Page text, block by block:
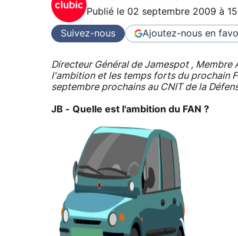
Publié le 02 septembre 2009 à
Suivez-nous Ajoutez-nous en
Directeur Général de Jamespot , Membre
l'ambition et les temps forts du prochain
septembre prochains au CNIT de la
JB - Quelle est l'ambition du FAN ?